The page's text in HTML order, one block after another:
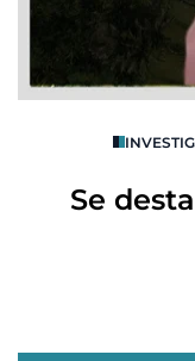
Se